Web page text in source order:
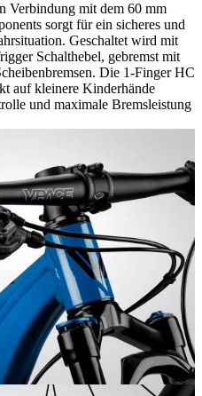
Verbindung mit dem 60 mm
sorgt für ein sicheres und
Geschaltet wird mit
Schalthebel, gebremst mit
Die 1-Finger HC
auf kleinere Kinderhände
und maximale Bremsleistung